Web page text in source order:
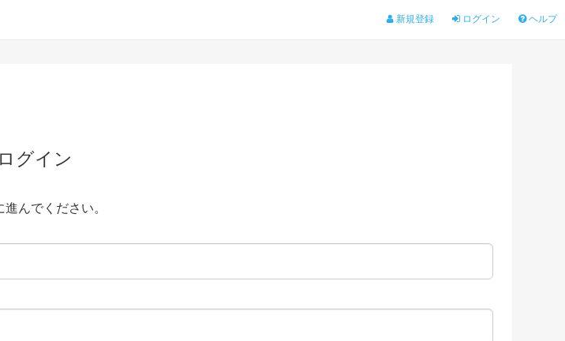
新規登録 ログイン ヘルプ
ログイン
んでください。